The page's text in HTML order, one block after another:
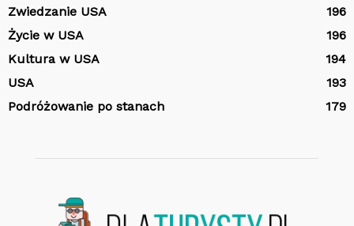
Zwiedzanie USA
196
Życie w USA
196
Kultura w USA
194
USA
193
Podróżowanie po stanach
179